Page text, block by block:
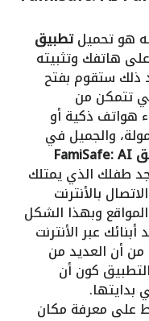
هو تحميلتطبيق
على هاتفك وتثبيته
ذلك ستقوم بفتح
تتمكن من
هواتف ذكية أو
والجميل في
تطبيق FamiSafe: AI
طفلك الذي يمتلك
بالأنترنت
وبهذا الشكل
عبر الأنترنت
أن العديد من
كون أن
بدايتها.
على معرفة مكان